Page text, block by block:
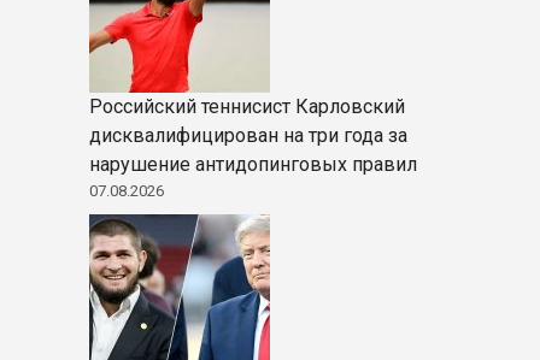
Российский теннисист Карловский
дисквалифицирован на три года за
нарушение антидопинговых правил
07.08.2026